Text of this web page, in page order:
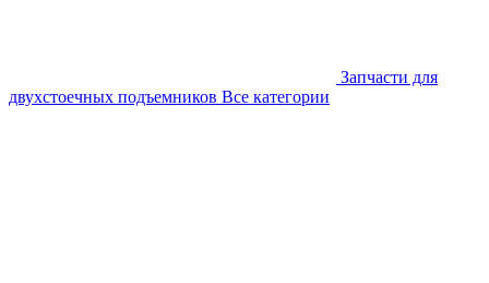
Запчасти для
двухстоечных подъемников Все категории